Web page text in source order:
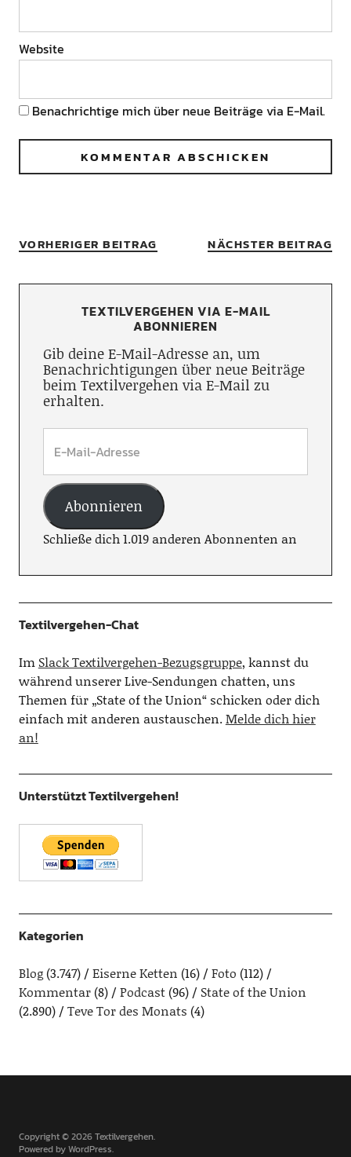
Website
Benachrichtige mich über neue Beiträge via E-Mail.
VORHERIGER BEITRAG NÄCHSTER BEITRAG
TEXTILVERGEHEN VIA E-MAIL
ABONNIEREN
Gib deine E-Mail-Adresse an, um
Benachrichtigungen über neue Beiträge
beim Textilvergehen via E-Mail zu
erhalten.
Abonnieren
Schließe dich 1.019 anderen Abonnenten an
Textilvergehen-Chat
Im Slack Textilvergehen-Bezugsgruppe, kannst du
während unserer Live-Sendungen chatten, uns
Themen für „State of the Union“ schicken oder dich
einfach mit anderen austauschen.Melde dich hier
an!
Unterstützt Textilvergehen!
Kategorien
Blog(3.747) Eiserne Ketten (16) Foto (112)
Kommentar(8) Podcast(96)
State of the Union
(2.890)
Teve Tor des Monats (4)
Copyright © 2026 Textilvergehen
Powered byWordPress